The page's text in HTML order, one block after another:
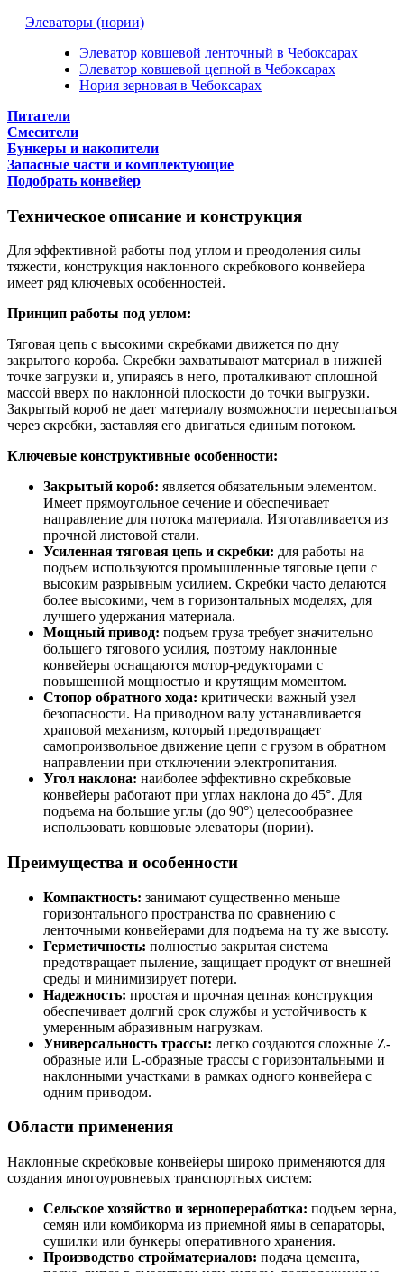
Элеваторы (нории)
Элеватор ковшевой ленточный в Чебоксарах
Элеватор ковшевой цепной в Чебоксарах
Нория зерновая в Чебоксарах
Питатели
Смесители
Бункеры и накопители
Запасные части и комплектующие
Подобрать конвейер
Техническое описание и конструкция
Для эффективной работы под углом и преодоления силы
тяжести, конструкция наклонного скребкового конвейера
имеет ряд ключевых особенностей.
Принцип работы под углом:
Тяговая цепь с высокими скребками движется по дну
закрытого короба. Скребки захватывают материал в нижней
точке загрузки и, упираясь в него, проталкивают сплошной
массой вверх по наклонной плоскости до точки выгрузки.
Закрытый короб не дает материалу возможности пересыпаться
через скребки, заставляя его двигаться единым потоком.
Ключевые конструктивные особенности:
Закрытый короб: является обязательным элементом.
Имеет прямоугольное сечение и обеспечивает
направление для потока материала. Изготавливается из
прочной листовой стали.
Усиленная тяговая цепь и скребки: для работы на
подъем используются промышленные тяговые цепи с
высоким разрывным усилием. Скребки часто делаются
более высокими, чем в горизонтальных моделях, для
лучшего удержания материала.
Мощный привод: подъем груза требует значительно
большего тягового усилия, поэтому наклонные
конвейеры оснащаются мотор-редукторами с
повышенной мощностью и крутящим моментом.
Стопор обратного хода: критически важный узел
безопасности. На приводном валу устанавливается
храповой механизм, который предотвращает
самопроизвольное движение цепи с грузом в обратном
направлении при отключении электропитания.
Угол наклона: наиболее эффективно скребковые
конвейеры работают при углах наклона до 45°. Для
подъема на большие углы (до 90°) целесообразнее
использовать ковшовые элеваторы (нории).
Преимущества и особенности
Компактность: занимают существенно меньше
горизонтального пространства по сравнению с
ленточными конвейерами для подъема на ту же высоту.
Герметичность: полностью закрытая система
предотвращает пыление, защищает продукт от внешней
среды и минимизирует потери.
Надежность: простая и прочная цепная конструкция
обеспечивает долгий срок службы и устойчивость к
умеренным абразивным нагрузкам.
Универсальность трассы: легко создаются сложные Z-
образные или L-образные трассы с горизонтальными и
наклонными участками в рамках одного конвейера с
одним приводом.
Области применения
Наклонные скребковые конвейеры широко применяются для
создания многоуровневых транспортных систем:
Сельское хозяйство и зернопереработка: подъем зерна,
семян или комбикорма из приемной ямы в сепараторы,
сушилки или бункеры оперативного хранения.
Производство стройматериалов: подача цемента,